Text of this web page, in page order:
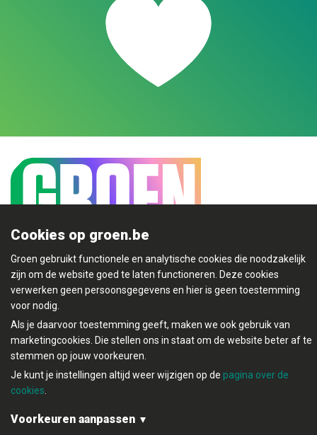
Cookies op groen.be
Groen gebruikt functionele en analytische cookies die noodzakelijk
zijn om de website goed te laten functioneren. Deze cookies
verwerken geen persoonsgegevens en hier is geen toestemming
voor nodig.
Als je daarvoor toestemming geeft, maken we ook gebruik van
marketingcookies. Die stellen ons in staat om de website beter af te
stemmen op jouw voorkeuren.
Je kunt je instellingen altijd weer wijzigen op de pagina over de
cookies
Voorkeuren aanpassen
Mijn Groen
© Copyright Groen 2026 | Gemaakt met
Gebouwd doorTectonica